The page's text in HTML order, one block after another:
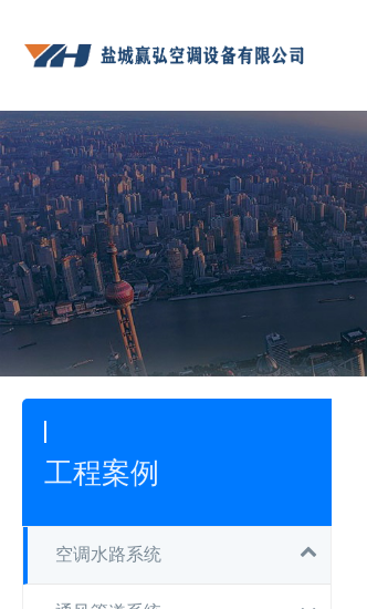
工程案例
空调水路系统